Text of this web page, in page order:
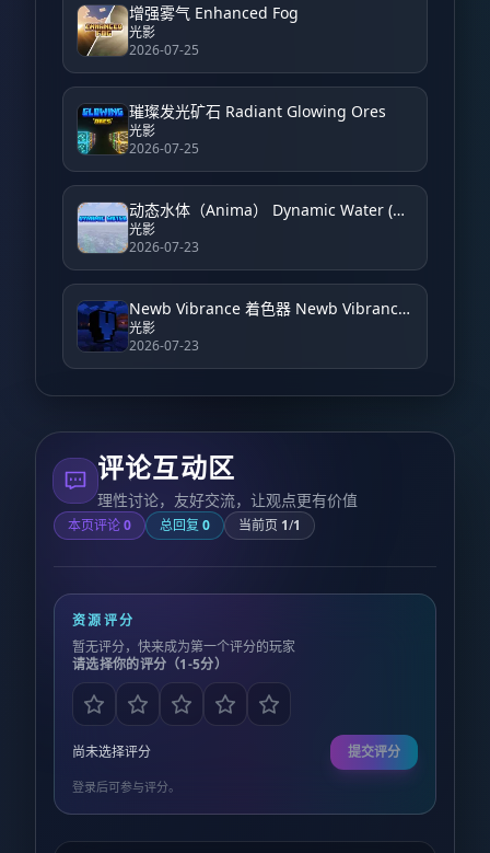
增强雾气 Enhanced Fog
光影
2026-07-25
璀璨发光矿石 Radiant Glowing Ores
光影
2026-07-25
动态水体（Anima） Dynamic Water (Anima)
光影
2026-07-23
Newb Vibrance 着色器 Newb Vibrance Shader
光影
2026-07-23
评论互动区
理性讨论，友好交流，让观点更有价值
本页评论0 总回复 0 当前页 1/1
资源评分
暂无评分，快来成为第一个评分的玩家
请选择你的评分（1-5分）
尚未选择评分 提交评分
登录后可参与评分。